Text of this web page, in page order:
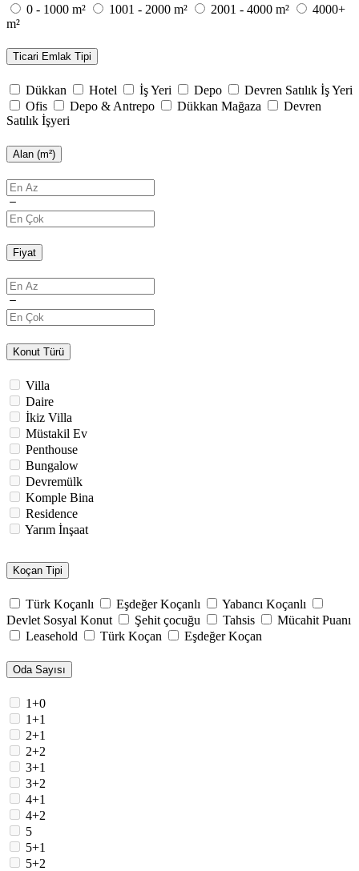
0 - 1000 m² 1001 - 2000 m² 2001 - 4000 m²
4000+
m²
Ticari Emlak Tipi
Dükkan Hotel İş Yeri Depo
Devren Satılık İş Yeri
Ofis
Depo & Antrepo Dükkan Mağaza
Devren
Satılık İşyeri
Alan (m²)
Fiyat
Konut Türü
Villa
Daire
İkiz Villa
Müstakil Ev
Penthouse
Bungalow
Devremülk
Komple Bina
Residence
Yarım İnşaat
Koçan Tipi
Türk Koçanlı Eşdeğer Koçanlı
Yabancı Koçanlı
Devlet Sosyal Konut
Şehit çocuğu Tahsis
Mücahit Puanı
Leasehold
Türk Koçan Eşdeğer Koçan
Oda Sayısı
1+0
1+1
2+1
2+2
3+1
3+2
4+1
4+2
5
5+1
5+2